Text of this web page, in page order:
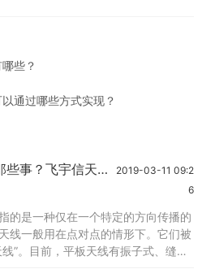
些？
通过哪些方式实现？
些事？飞宇信天线
2019-03-11 09:2
6
的是一种仅在一个特定的方向传播的
线一般用在点对点的情形下。它们被
”。目前，平板天线有振子式、缝隙